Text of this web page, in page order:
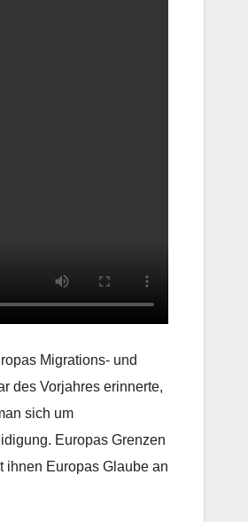
Migrations- und
des Vorjahres erinnerte,
sich um
Europas Grenzen
ihnen Europas Glaube an